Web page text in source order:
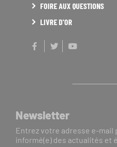
FOIRE AUX QUESTIONS
LIVRE D'OR
FacebookTwitter
Newsletter
Entrez votre adresse e-mail
informé(e) des actualités et